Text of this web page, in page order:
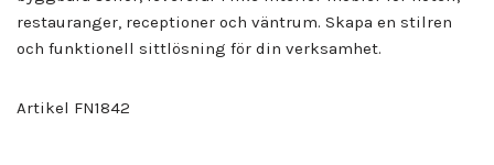
restauranger, receptioner och väntrum. Skapa en stilren
och funktionell sittlösning för din verksamhet.
Artikel FN1842